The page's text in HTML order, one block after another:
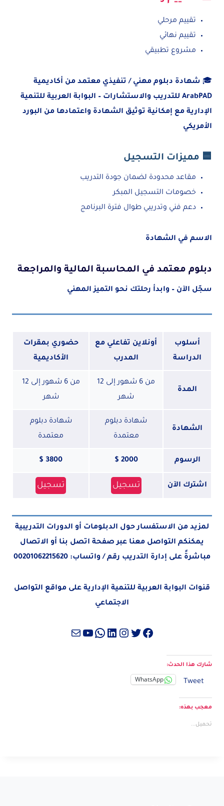
تقييم مرحلي
تقييم نهائي
مشروع تطبيقي
🎓 شهادة دبلوم مهني / تنفيذي معتمد من أكاديمية
ArabPAD للتدريب والاستشارات – البوابة العربية للتنمية
الإدارية مع إمكانية توثيق الشهادة واعتمادها من البورد
الأمريكي
🟦 مميزات التسجيل
مقاعد محدودة لضمان جودة التدريب
خصومات التسجيل المبكر
دعم فني وتدريبي طوال فترة البرنامج
الاسم في الشهادة
دبلوم معتمد في المحاسبة المالية والمراجعة
سجّل الآن – وابدأ رحلتك نحو التميز المهني
أسلوب
الدراسة
أونلاين تفاعلي مع
المدرب
حضوري بمقرات
الأكاديمية
المدة
من 6 شهور إلى 12
شهر
من 6 شهور إلى 12
شهر
الشهادة
شهادة دبلوم
معتمدة
شهادة دبلوم
معتمدة
الرسوم 2000 $
3800 $
اشترك الآن تسجيل تسجيل
لمزيد من الاستفسار حول الدبلومات أو الدورات التدريبية
يمكنكم التواصل معنا عبر صفحة اتصل بنا أو الاتصال
مباشرةً على إدارة التدريب رقم / واتساب: 00201062215620
قنوات البوابة العربية للتنمية الإدارية على مواقع التواصل
الاجتماعي
فيسبوك
تويترإنستجرام
لينكد إن واتساب
يوتيوب
بريد
شارك هذا الحدث:
Tweet
WhatsApp
معجب بهذه:
تحميل...